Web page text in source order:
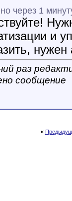
через 1
и
нужен
раз
сообщение
«